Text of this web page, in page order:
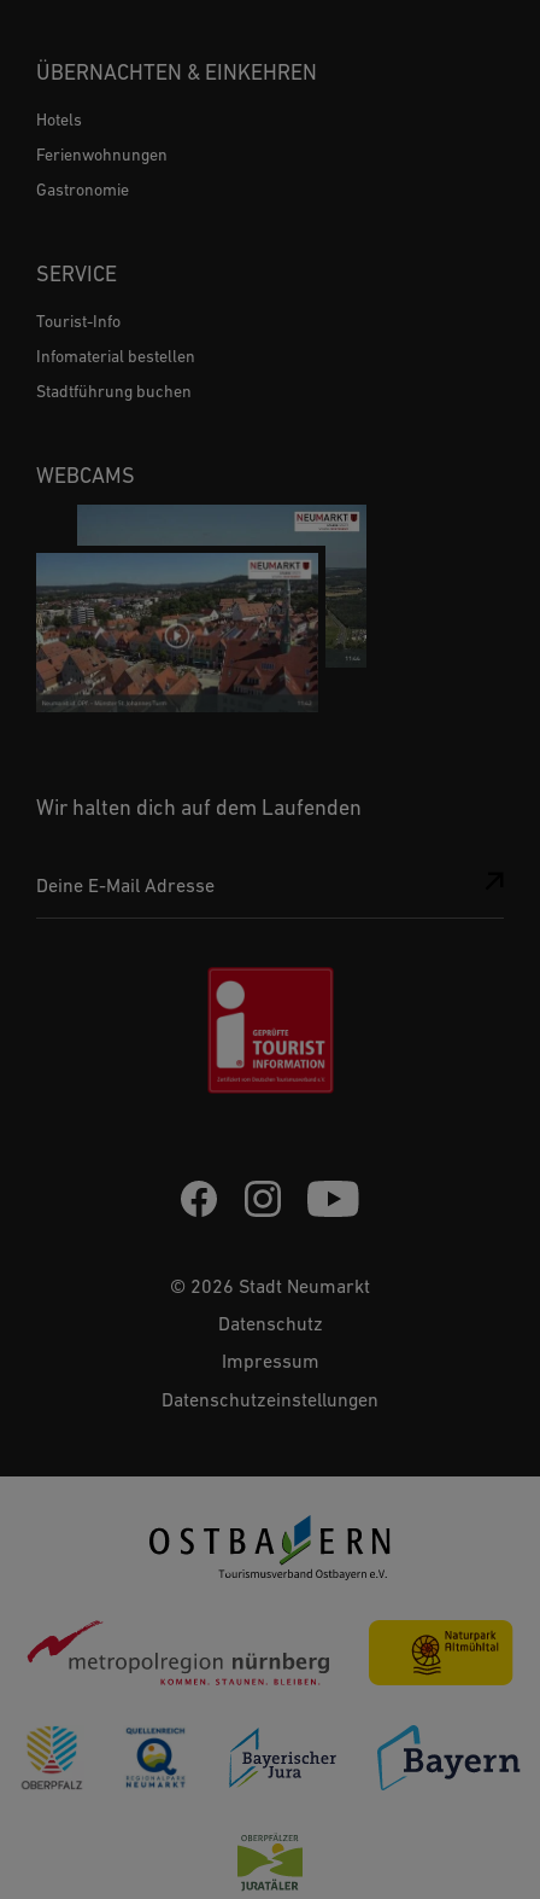
Wir halten dich auf dem Laufenden
Deine E-Mail Adresse
ÜBERNACHTEN & EINKEHREN
Hotels
Ferienwohnungen
Gastronomie
SERVICE
Tourist-Info
Infomaterial bestellen
Stadtführung buchen
WEBCAMS
© 2026 Stadt Neumarkt
Datenschutz
Impressum
Datenschutzeinstellungen